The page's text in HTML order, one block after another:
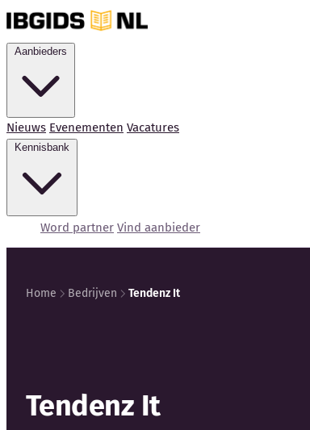
Nieuws Evenementen Vacatures
Word partner Vind aanbieder
Home Bedrijven Tendenz It
Tendenz It